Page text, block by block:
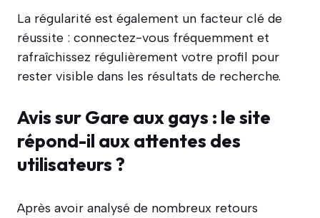
La régularité est également un facteur clé de
réussite : connectez-vous fréquemment et
rafraîchissez régulièrement votre profil pour
rester visible dans les résultats de recherche.
Avis sur Gare aux gays : le site
répond-il aux attentes des
utilisateurs ?
Après avoir analysé de nombreux retours